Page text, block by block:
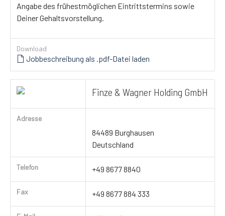
Angabe des frühestmöglichen Eintrittstermins sowie
Deiner Gehaltsvorstellung.
Download
Jobbeschreibung als .pdf-Datei laden
Finze & Wagner Holding GmbH
Adresse
84489 Burghausen
Deutschland
Telefon +49 8677 8840
Fax +49 8677 884 333